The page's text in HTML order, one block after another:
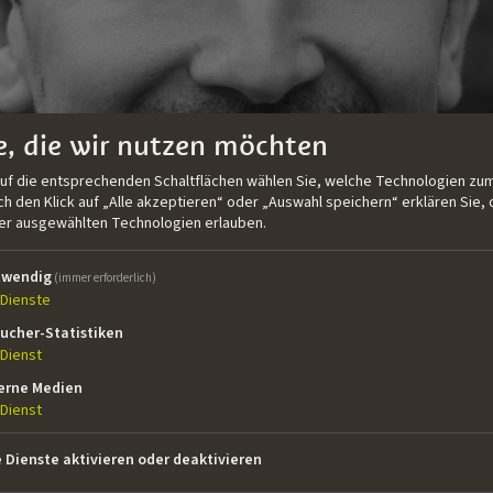
Studium am Centro Sperimentale di
italienischen Fernsehproduzenten und -sender,
mehrerer Spielfilme und Fernsehserien beteiligt,
Fernsehserie
. Er ist Tutor und Gastdozent für
die wir nutzen möchten
die entsprechenden Schaltflächen wählen Sie, welche Technologien
den Klick auf „Alle akzeptieren“ oder „Auswahl speichern“ erklären Sie,
ausgewählten Technologien erlauben.
(immer erforderlich)
Dienste
Statistiken
Dienst
Medien
Dienst
Dienste aktivieren oder deaktivieren